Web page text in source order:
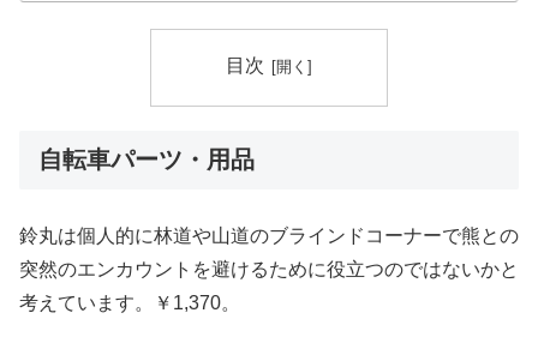
目次
自転車パーツ・用品
鈴丸は個人的に林道や山道のブラインドコーナーで熊との
突然のエンカウントを避けるために役立つのではないかと
考えています。￥1,370。